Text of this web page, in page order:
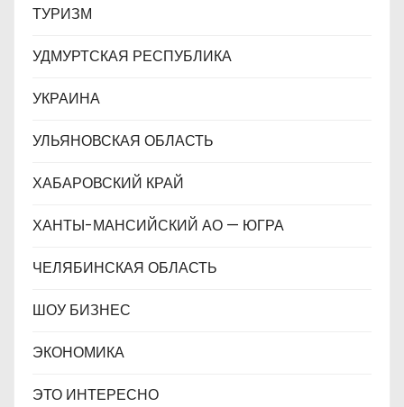
ТУРИЗМ
УДМУРТСКАЯ РЕСПУБЛИКА
УКРАИНА
УЛЬЯНОВСКАЯ ОБЛАСТЬ
ХАБАРОВСКИЙ КРАЙ
ХАНТЫ-МАНСИЙСКИЙ АО — ЮГРА
ЧЕЛЯБИНСКАЯ ОБЛАСТЬ
ШОУ БИЗНЕС
ЭКОНОМИКА
ЭТО ИНТЕРЕСНО